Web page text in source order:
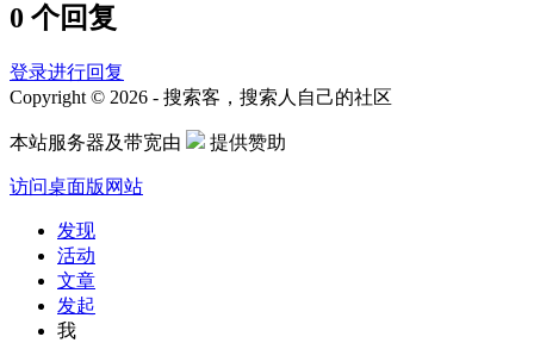
0 个回复
登录进行回复
Copyright © 2026 - 搜索客，搜索人自己的社区
本站服务器及带宽由 提供赞助
访问桌面版网站
发现
活动
文章
发起
我